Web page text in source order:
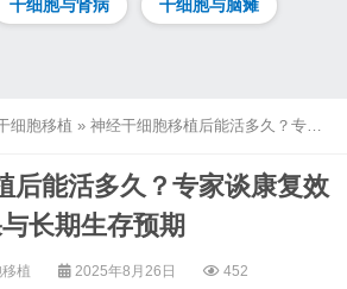
干细胞与肾病 干细胞与脑瘫
细胞移植 » 神经干细胞移植后能活多久？专家谈康复效果与长期生存预期
后能活多久？专家谈康复效
长期生存预期
植 2025年8月26日 452